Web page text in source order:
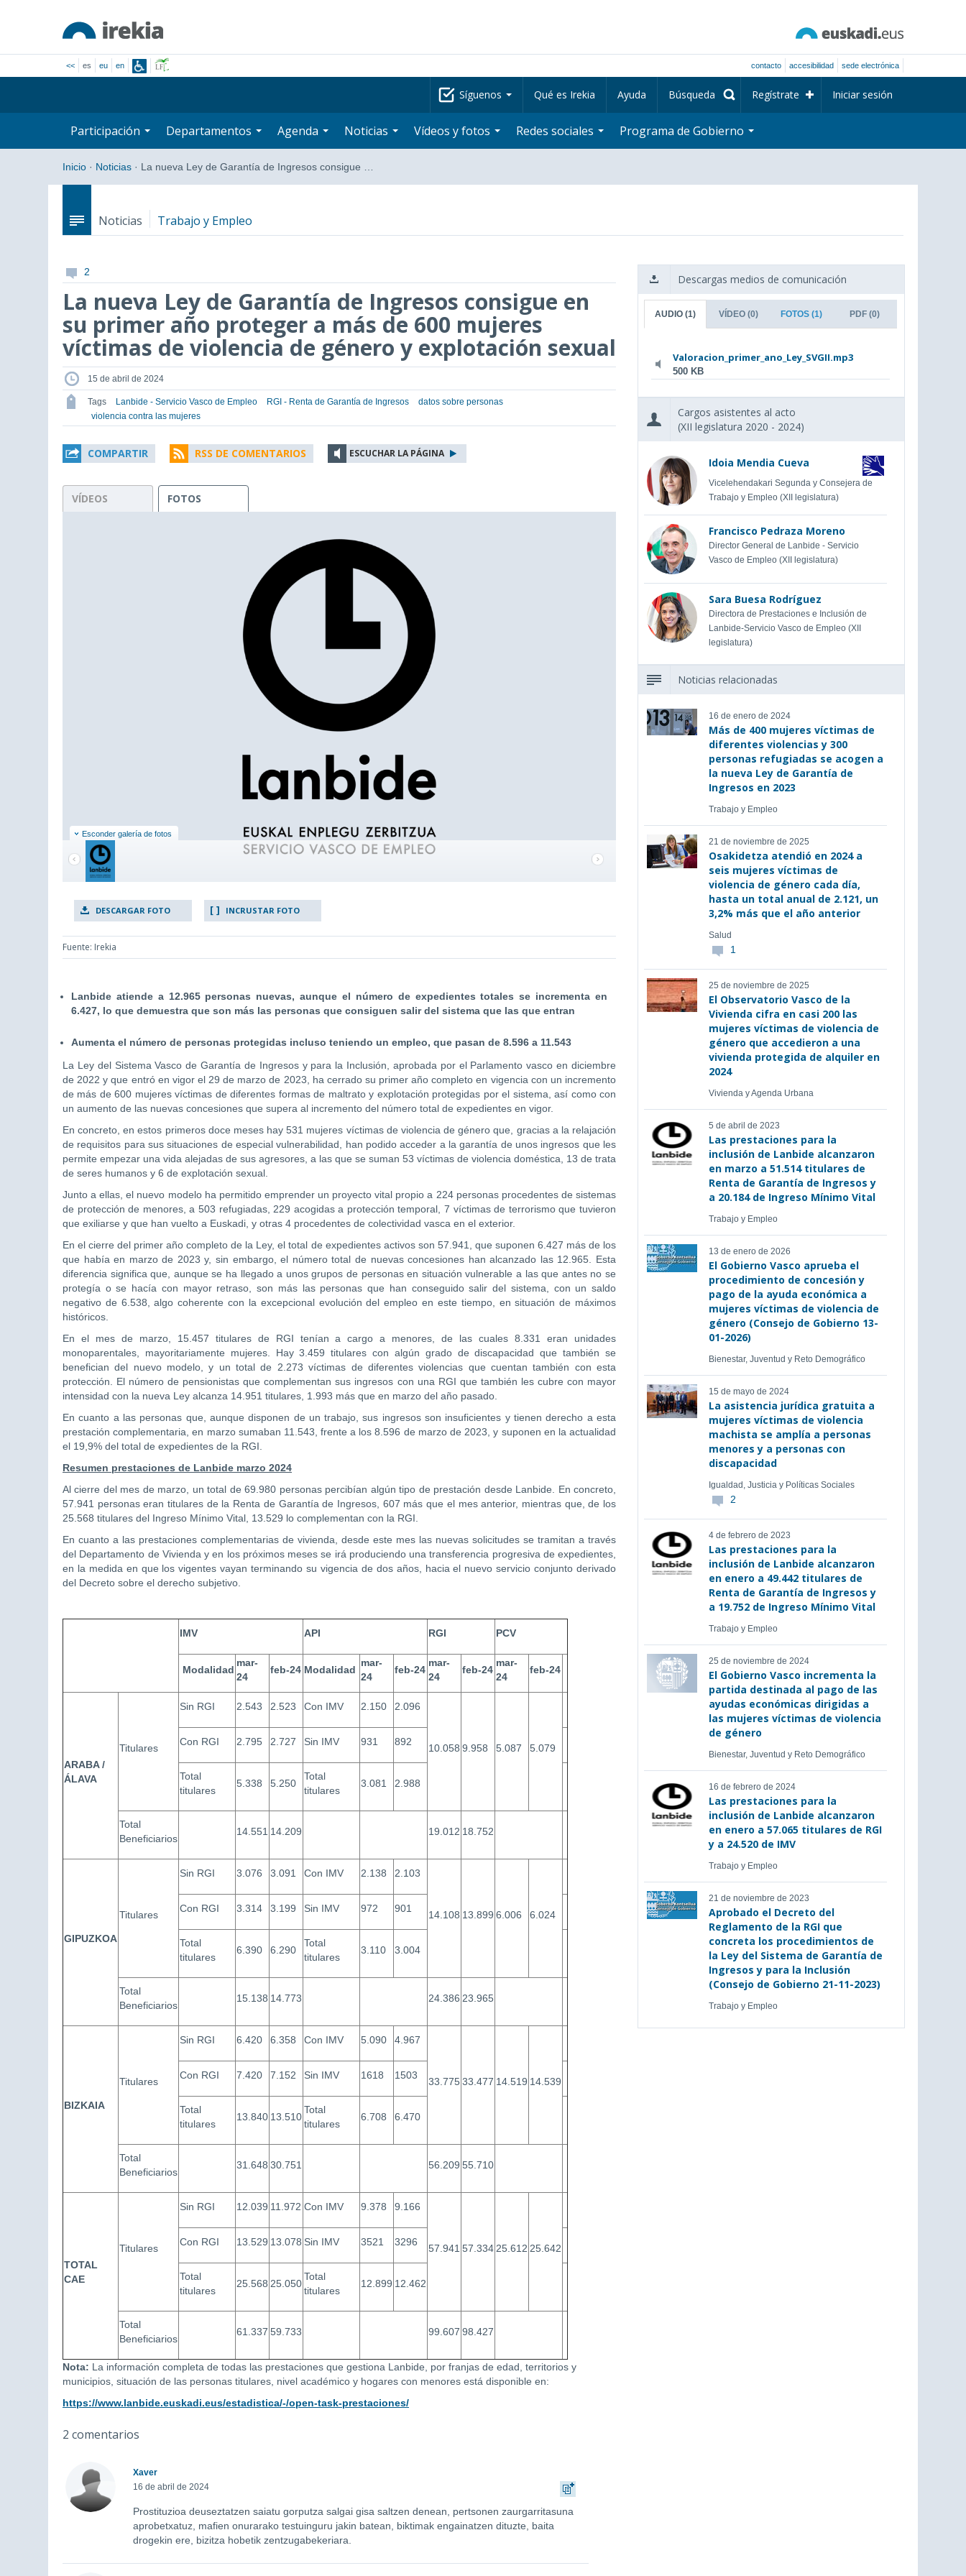
<< es eu en contacto accesibilidad sede electrónica
Síguenos Qué es Irekia Ayuda Búsqueda Regístrate Iniciar sesión
Participación Departamentos Agenda Noticias Vídeos y fotos Redes sociales Programa de Gobierno
Inicio · Noticias · La nueva Ley de Garantía de Ingresos consigue …
Noticias Trabajo y Empleo
2
La nueva Ley de Garantía de Ingresos consigue en
su primer año proteger a más de 600 mujeres
víctimas de violencia de género y explotación sexual
15 de abril de 2024
Tags Lanbide - Servicio Vasco de Empleo RGI - Renta de Garantía de Ingresos
datos sobre personas
violencia contra las mujeres
COMPARTIR RSS DE COMENTARIOS ESCUCHAR LA PÁGINA
VÍDEOS FOTOS
Esconder galería de fotos
DESCARGAR FOTO INCRUSTAR FOTO
Fuente: Irekia
Lanbide atiende a 12.965 personas nuevas, aunque el número de expedientes totales se incrementa en
6.427, lo que demuestra que son más las personas que consiguen salir del sistema que las que entran
Aumenta el número de personas protegidas incluso teniendo un empleo, que pasan de 8.596 a 11.543
La Ley del Sistema Vasco de Garantía de Ingresos y para la Inclusión, aprobada por el Parlamento vasco en diciembre
de 2022 y que entró en vigor el 29 de marzo de 2023, ha cerrado su primer año completo en vigencia con un incremento
de más de 600 mujeres víctimas de diferentes formas de maltrato y explotación protegidas por el sistema, así como con
un aumento de las nuevas concesiones que supera al incremento del número total de expedientes en vigor.
En concreto, en estos primeros doce meses hay 531 mujeres víctimas de violencia de género que, gracias a la relajación
de requisitos para sus situaciones de especial vulnerabilidad, han podido acceder a la garantía de unos ingresos que les
permite empezar una vida alejadas de sus agresores, a las que se suman 53 víctimas de violencia doméstica, 13 de trata
de seres humanos y 6 de explotación sexual.
Junto a ellas, el nuevo modelo ha permitido emprender un proyecto vital propio a 224 personas procedentes de sistemas
de protección de menores, a 503 refugiadas, 229 acogidas a protección temporal, 7 víctimas de terrorismo que tuvieron
que exiliarse y que han vuelto a Euskadi, y otras 4 procedentes de colectividad vasca en el exterior.
En el cierre del primer año completo de la Ley, el total de expedientes activos son 57.941, que suponen 6.427 más de los
que había en marzo de 2023 y, sin embargo, el número total de nuevas concesiones han alcanzado las 12.965. Esta
diferencia significa que, aunque se ha llegado a unos grupos de personas en situación vulnerable a las que antes no se
protegía o se hacía con mayor retraso, son más las personas que han conseguido salir del sistema, con un saldo
negativo de 6.538, algo coherente con la excepcional evolución del empleo en este tiempo, en situación de máximos
históricos.
En el mes de marzo, 15.457 titulares de RGI tenían a cargo a menores, de las cuales 8.331 eran unidades
monoparentales, mayoritariamente mujeres. Hay 3.459 titulares con algún grado de discapacidad que también se
benefician del nuevo modelo, y un total de 2.273 víctimas de diferentes violencias que cuentan también con esta
protección. El número de pensionistas que complementan sus ingresos con una RGI que también les cubre con mayor
intensidad con la nueva Ley alcanza 14.951 titulares, 1.993 más que en marzo del año pasado.
En cuanto a las personas que, aunque disponen de un trabajo, sus ingresos son insuficientes y tienen derecho a esta
prestación complementaria, en marzo sumaban 11.543, frente a los 8.596 de marzo de 2023, y suponen en la actualidad
el 19,9% del total de expedientes de la RGI.
Resumen prestaciones de Lanbide marzo 2024
Al cierre del mes de marzo, un total de 69.980 personas percibían algún tipo de prestación desde Lanbide. En concreto,
57.941 personas eran titulares de la Renta de Garantía de Ingresos, 607 más que el mes anterior, mientras que, de los
25.568 titulares del Ingreso Mínimo Vital, 13.529 lo complementan con la RGI.
En cuanto a las prestaciones complementarias de vivienda, desde este mes las nuevas solicitudes se tramitan a través
del Departamento de Vivienda y en los próximos meses se irá produciendo una transferencia progresiva de expedientes,
en la medida en que los vigentes vayan terminando su vigencia de dos años, hacia el nuevo servicio conjunto derivado
del Decreto sobre el derecho subjetivo.
IMV API RGI PCV
Modalidad
mar-
24
feb-24 Modalidad
mar-
24
feb-24
mar-
24
feb-24
mar-
24
feb-24
ARABA /
ÁLAVA
Titulares
Sin RGI 2.543 2.523 Con IMV 2.150 2.096
10.058 9.958 5.087 5.079
Con RGI 2.795 2.727 Sin IMV 931 892
Total
titulares
5.338 5.250
Total
titulares
3.081 2.988
Total
Beneficiarios
14.551 14.209 19.012 18.752
GIPUZKOA
Titulares
Sin RGI 3.076 3.091 Con IMV 2.138 2.103
14.108 13.899 6.006 6.024
Con RGI 3.314 3.199 Sin IMV 972 901
Total
titulares
6.390 6.290
Total
titulares
3.110 3.004
Total
Beneficiarios
15.138 14.773 24.386 23.965
BIZKAIA
Titulares
Sin RGI 6.420 6.358 Con IMV 5.090 4.967
33.77533.477 14.519 14.539
Con RGI 7.420 7.152 Sin IMV 1618 1503
Total
titulares
13.840 13.510
Total
titulares
6.708 6.470
Total
Beneficiarios
31.648 30.751 56.209 55.710
TOTAL
CAE
Titulares
Sin RGI 12.039 11.972 Con IMV 9.378 9.166
57.941 57.334 25.612 25.642
Con RGI 13.529 13.078 Sin IMV 3521 3296
Total
titulares
25.568 25.050
Total
titulares
12.899 12.462
Total
Beneficiarios
61.337 59.733 99.607 98.427
Nota: La información completa de todas las prestaciones que gestiona Lanbide, por franjas de edad, territorios y
municipios, situación de las personas titulares, nivel académico y hogares con menores está disponible en:
https://www.lanbide.euskadi.eus/estadistica/-/open-task-prestaciones/
2 comentarios
Xaver
16 de abril de 2024
Prostituzioa deuseztatzen saiatu gorputza salgai gisa saltzen denean, pertsonen zaurgarritasuna
aprobetxatuz, mafien onurarako testuinguru jakin batean, biktimak engainatzen dituzte, baita
drogekin ere, bizitza hobetik zentzugabekeriara.
Descargas medios de comunicación
AUDIO(1) VÍDEO(0) FOTOS (1) PDF (0)
Valoracion_primer_ano_Ley_SVGII.mp3
500 KB
Cargos asistentes al acto
(XII legislatura 2020 - 2024)
Idoia Mendia Cueva
Vicelehendakari Segunda y Consejera de
Trabajo y Empleo (XII legislatura)
Francisco Pedraza Moreno
Director General de Lanbide - Servicio
Vasco de Empleo (XII legislatura)
Sara Buesa Rodríguez
Directora de Prestaciones e Inclusión de
Lanbide-Servicio Vasco de Empleo (XII
legislatura)
Noticias relacionadas
16 de enero de 2024
Más de 400 mujeres víctimas de
diferentes violencias y 300
personas refugiadas se acogen a
la nueva Ley de Garantía de
Ingresos en 2023
Trabajo y Empleo
21 de noviembre de 2025
Osakidetza atendió en 2024 a
seis mujeres víctimas de
violencia de género cada día,
hasta un total anual de 2.121, un
3,2% más que el año anterior
Salud
1
25 de noviembre de 2025
El Observatorio Vasco de la
Vivienda cifra en casi 200 las
mujeres víctimas de violencia de
género que accedieron a una
vivienda protegida de alquiler en
2024
Vivienda y Agenda Urbana
5 de abril de 2023
Las prestaciones para la
inclusión de Lanbide alcanzaron
en marzo a 51.514 titulares de
Renta de Garantía de Ingresos y
a 20.184 de Ingreso Mínimo Vital
Trabajo y Empleo
13 de enero de 2026
El Gobierno Vasco aprueba el
procedimiento de concesión y
pago de la ayuda económica a
mujeres víctimas de violencia de
género (Consejo de Gobierno 13-
01-2026)
Bienestar, Juventud y Reto Demográfico
15 de mayo de 2024
La asistencia jurídica gratuita a
mujeres víctimas de violencia
machista se amplía a personas
menores y a personas con
discapacidad
Igualdad, Justicia y Políticas Sociales
2
4 de febrero de 2023
Las prestaciones para la
inclusión de Lanbide alcanzaron
en enero a 49.442 titulares de
Renta de Garantía de Ingresos y
a 19.752 de Ingreso Mínimo Vital
Trabajo y Empleo
25 de noviembre de 2024
El Gobierno Vasco incrementa la
partida destinada al pago de las
ayudas económicas dirigidas a
las mujeres víctimas de violencia
de género
Bienestar, Juventud y Reto Demográfico
16 de febrero de 2024
Las prestaciones para la
inclusión de Lanbide alcanzaron
en enero a 57.065 titulares de RGI
y a 24.520 de IMV
Trabajo y Empleo
21 de noviembre de 2023
Aprobado el Decreto del
Reglamento de la RGI que
concreta los procedimientos de
la Ley del Sistema de Garantía de
Ingresos y para la Inclusión
(Consejo de Gobierno 21-11-2023)
Trabajo y Empleo